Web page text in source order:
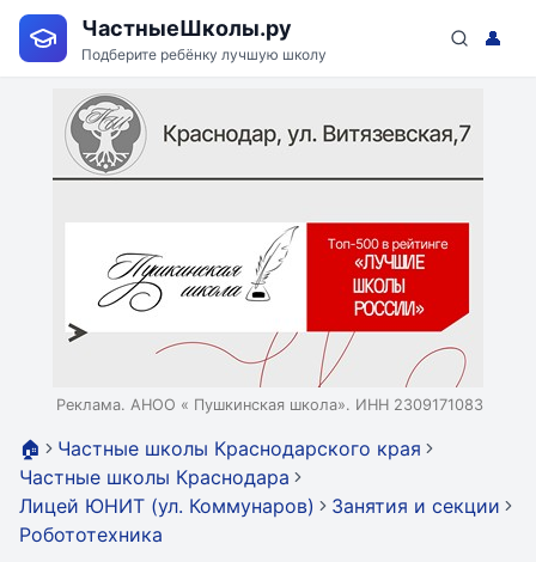
ЧастныеШколы.ру
Подберите ребёнку лучшую школу
👤
Реклама. АНОО « Пушкинская школа». ИНН 2309171083
🏠
Частные школы Краснодарского края
Частные школы Краснодара
Лицей ЮНИТ (ул. Коммунаров)
Занятия и секции
Робототехника